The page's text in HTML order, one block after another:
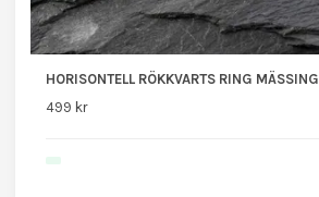
HORISONTELL RÖKKVARTS RING MÄSSING
499 kr